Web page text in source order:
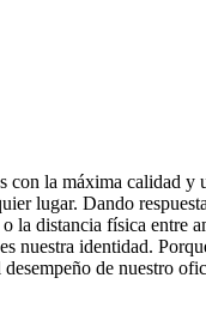
con la máxima calidad y
lugar. Dando
la distancia física entre
nuestra identidad.
de nuestro